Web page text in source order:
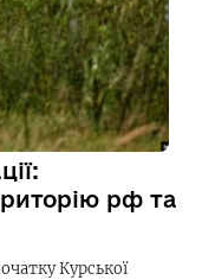
рф та
Курської